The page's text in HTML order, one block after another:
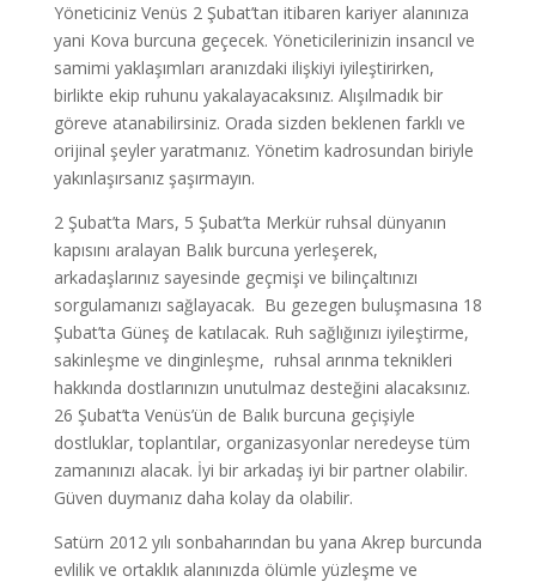
Yöneticiniz Venüs 2 Şubat’tan itibaren kariyer alanınıza
yani Kova burcuna geçecek. Yöneticilerinizin insancıl ve
samimi yaklaşımları aranızdaki ilişkiyi iyileştirirken,
birlikte ekip ruhunu yakalayacaksınız. Alışılmadık bir
göreve atanabilirsiniz. Orada sizden beklenen farklı ve
orijinal şeyler yaratmanız. Yönetim kadrosundan biriyle
yakınlaşırsanız şaşırmayın.
2 Şubat’ta Mars, 5 Şubat’ta Merkür ruhsal dünyanın
kapısını aralayan Balık burcuna yerleşerek,
arkadaşlarınız sayesinde geçmişi ve bilinçaltınızı
sorgulamanızı sağlayacak. Bu gezegen buluşmasına 18
Şubat’ta Güneş de katılacak. Ruh sağlığınızı iyileştirme,
sakinleşme ve dinginleşme, ruhsal arınma teknikleri
hakkında dostlarınızın unutulmaz desteğini alacaksınız.
26 Şubat’ta Venüs’ün de Balık burcuna geçişiyle
dostluklar, toplantılar, organizasyonlar neredeyse tüm
zamanınızı alacak. İyi bir arkadaş iyi bir partner olabilir.
Güven duymanız daha kolay da olabilir.
Satürn 2012 yılı sonbaharından bu yana Akrep burcunda
evlilik ve ortaklık alanınızda ölümle yüzleşme ve